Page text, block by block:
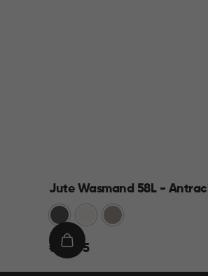
Jute Wasmand 58L -
Antraciet Taupe
€€ 22,95
IN